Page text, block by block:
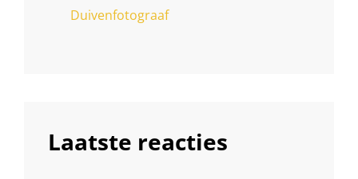
Duivenfotograaf
Laatste reacties